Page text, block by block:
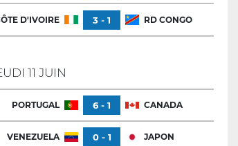
D'IVOIRE 3 - 1 RD CONGO
11 JUIN
PORTUGAL 6 - 1 CANADA
VENEZUELA 0 - 1 JAPON